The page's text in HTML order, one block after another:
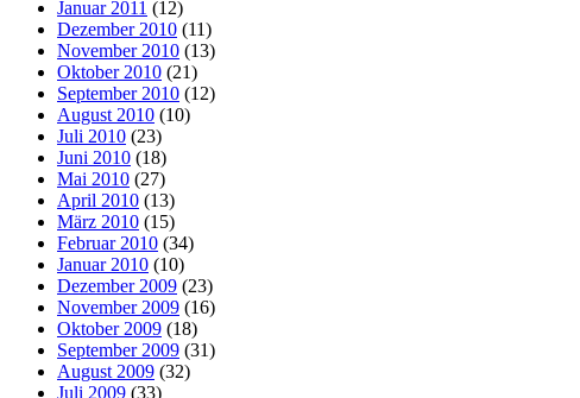
Januar 2011 (12)
Dezember 2010 (11)
November 2010 (13)
Oktober 2010 (21)
September 2010 (12)
August 2010 (10)
Juli 2010 (23)
Juni 2010 (18)
Mai 2010 (27)
April 2010 (13)
März 2010 (15)
Februar 2010 (34)
Januar 2010 (10)
Dezember 2009 (23)
November 2009 (16)
Oktober 2009 (18)
September 2009 (31)
August 2009 (32)
Juli 2009 (33)